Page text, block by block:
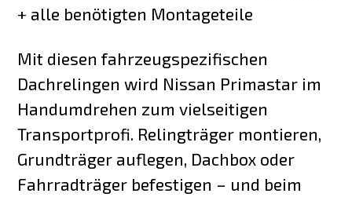
+ alle benötigten Montageteile
Mit diesen fahrzeugspezifischen
Dachrelingen wird Nissan Primastar im
Handumdrehen zum vielseitigen
Transportprofi. Relingträger montieren,
Grundträger auflegen, Dachbox oder
Fahrradträger befestigen – und beim